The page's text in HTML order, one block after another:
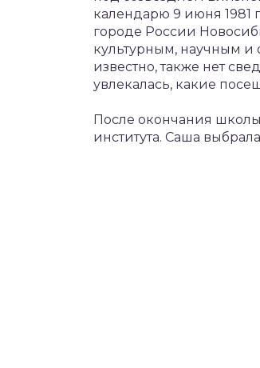
календарю 9 июня 1981
городе России
культурным, научным и
известно, также нет
увлекалась, какие
После окончания
института. Саша